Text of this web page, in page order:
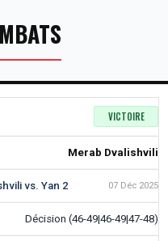
VICTOIRE
Merab Dvalishvili
vs. Yan 2 07 Déc 2025
Décision (46-49|46-49|47-48)